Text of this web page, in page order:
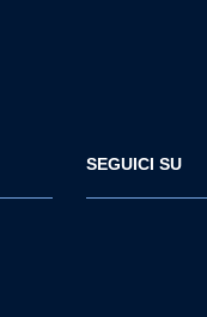
SEGUICI SU